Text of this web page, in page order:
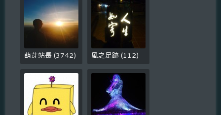
萌芽站長(3742) 風之足跡(112)